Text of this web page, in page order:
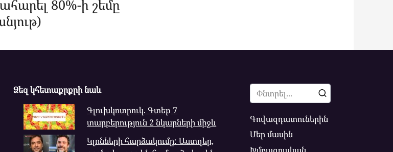
80%-ի շեմը
Ձեզ կհետաքրքրի նաև
Գլուխկոտրուկ. Գտեք 7
տարբերություն 2 նկարների միջև
Կլոնների հարձակումը: Աստղեր,
Search
for:
Գովազդատուներին
Մեր մասին